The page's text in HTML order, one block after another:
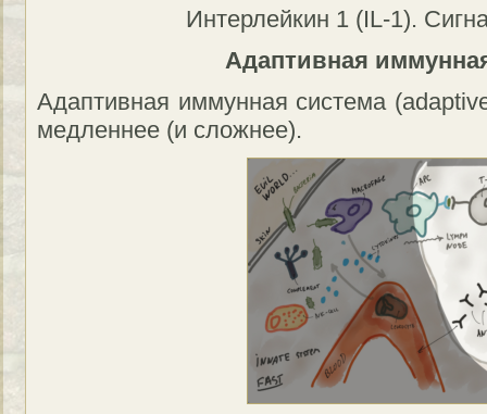
Интерлейкин 1 (IL-1).
Адаптивная
Адаптивная иммунная система
медленнее (и сложнее).